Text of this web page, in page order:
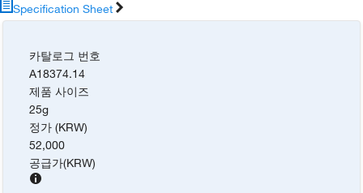
Specification Sheet
카탈로그 번호
A18374.14
제품 사이즈
25g
정가 (KRW)
52,000
공급가(KRW)